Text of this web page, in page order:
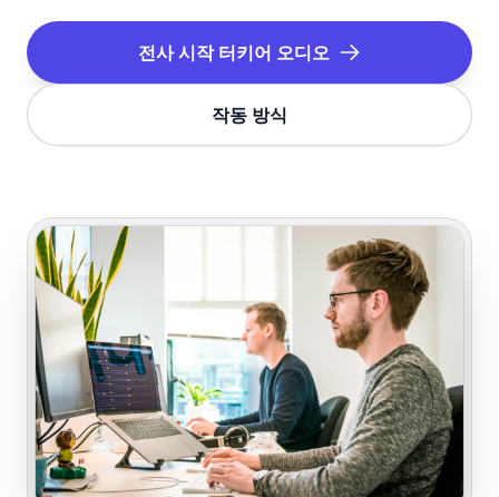
전사 시작 터키어 오디오
작동 방식